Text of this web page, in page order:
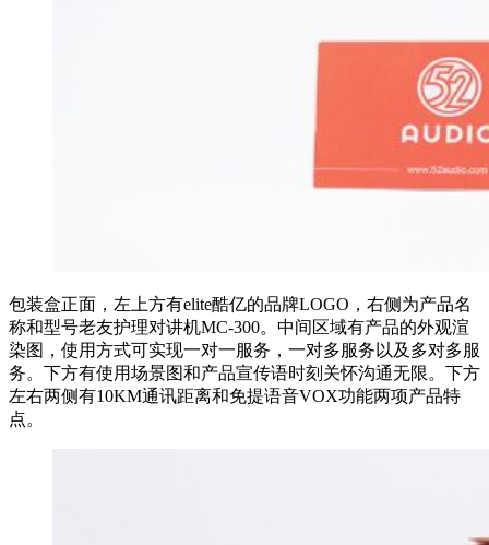
包装盒正面，左上方有elite酷亿的品牌LOGO，右侧为产品名
称和型号老友护理对讲机MC-300。中间区域有产品的外观渲
染图，使用方式可实现一对一服务，一对多服务以及多对多服
务。下方有使用场景图和产品宣传语时刻关怀沟通无限。下方
左右两侧有10KM通讯距离和免提语音VOX功能两项产品特
点。